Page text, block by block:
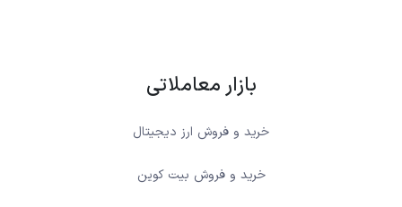
بازار معاملاتی
خرید و فروش ارز دیجیتال
خرید و فروش بیت کوین